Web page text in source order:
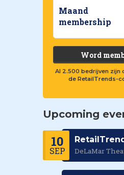
Maand
membership
Word
Al 2.500 bedrijven zijn
de RetailTrends-
Upcoming
10
SEP DeLaMar